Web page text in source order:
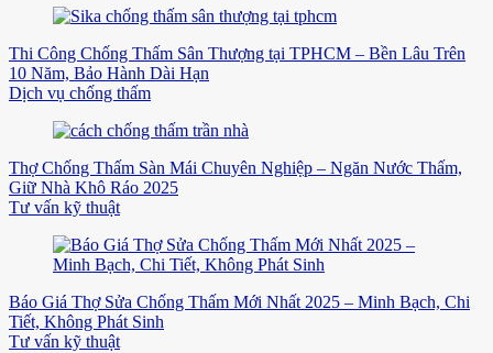
Thi Công Chống Thấm Sân Thượng tại TPHCM – Bền Lâu Trên
10 Năm, Bảo Hành Dài Hạn
Dịch vụ chống thấm
Thợ Chống Thấm Sàn Mái Chuyên Nghiệp – Ngăn Nước Thấm,
Giữ Nhà Khô Ráo 2025
Tư vấn kỹ thuật
Báo Giá Thợ Sửa Chống Thấm Mới Nhất 2025 – Minh Bạch, Chi
Tiết, Không Phát Sinh
Tư vấn kỹ thuật